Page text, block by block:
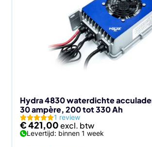
Hydra 4830 waterdichte
30 ampère, 200 tot 330 Ah
1 review
€421,00
Levertijd: binnen 1 week